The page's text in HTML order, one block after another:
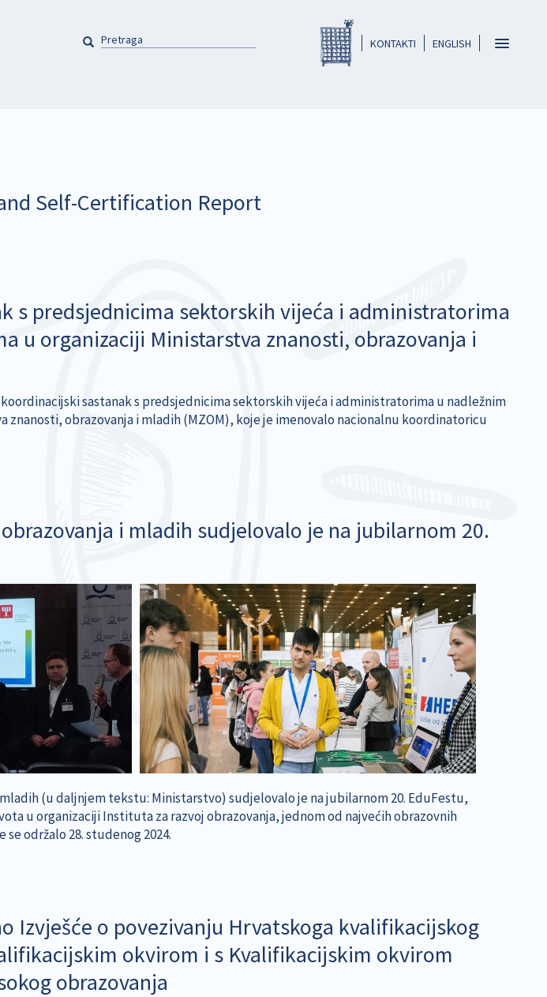
ENGLISH
headerKONTAKTI
PRETRAGA
Toggle
Self-Certification Report
s predsjednicima sektorskih vijeća i administratorima
u organizaciji Ministarstva znanosti, obrazovanja i
koordinacijski sastanak s predsjednicima sektorskih vijeća i administratorima u nadležnim
znanosti, obrazovanja i mladih (MZOM), koje je imenovalo nacionalnu koordinatoricu
i mladih sudjelovalo je na jubilarnom 20.
(u daljnjem tekstu: Ministarstvo) sudjelovalo je na jubilarnom 20. EduFestu,
u organizaciji Instituta za razvoj obrazovanja, jednom od najvećih obrazovnih
održalo 28. studenog 2024.
Izvješće o povezivanju Hrvatskoga kvalifikacijskog
okvirom i s Kvalifikacijskim okvirom
obrazovanja